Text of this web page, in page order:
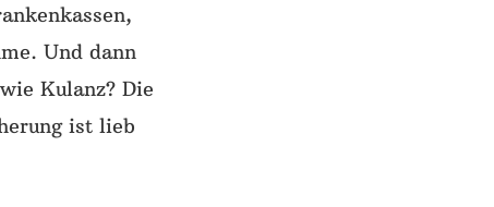
Und dann
Kulanz? Die
ist lieb